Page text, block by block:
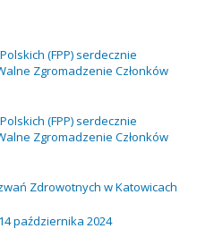
(FPP) serdecznie
Zgromadzenie Członków
(FPP) serdecznie
Zgromadzenie Członków
Zdrowotnych w Katowicach
października 2024